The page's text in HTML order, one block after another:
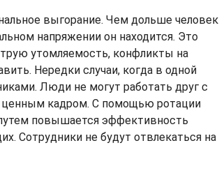
выгорание. Чем дольше человек
напряжении он находится. Это
утомляемость, конфликты на
Нередки случаи, когда в одной
Люди не могут работать друг с
ценным кадром. С помощью ротации
повышается эффективность
Сотрудники не будут отвлекаться на